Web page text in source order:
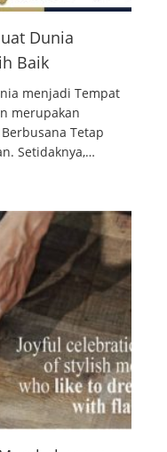
Dunia
Baik
menjadi Tempat
merupakan
Tetap
Setidaknya,…